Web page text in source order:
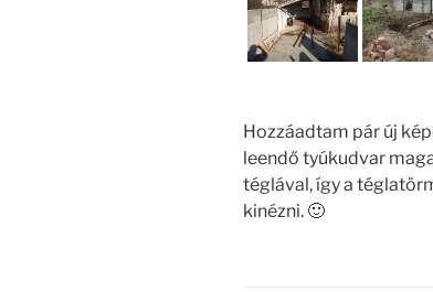
Hozzáadtam pár új
leendő tyúkudvar
téglával, így a
kinézni. 🙂